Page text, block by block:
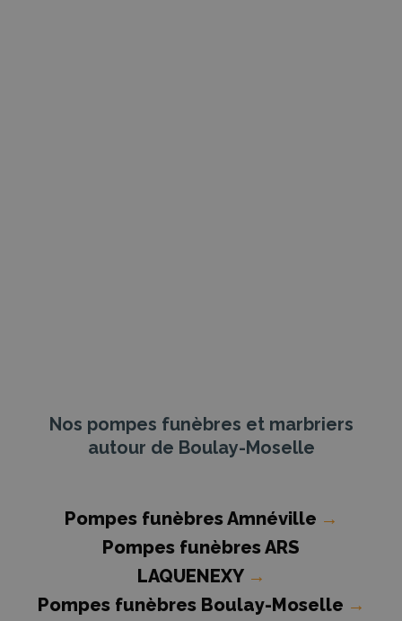
Nos pompes funèbres et marbriers
autour de Boulay-Moselle
Pompes funèbres Amnéville →
Pompes funèbres ARS
LAQUENEXY →
Pompes funèbres Boulay-Moselle →